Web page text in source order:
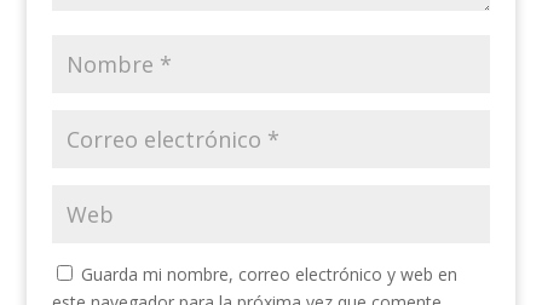
Guarda mi nombre, correo electrónico y web en